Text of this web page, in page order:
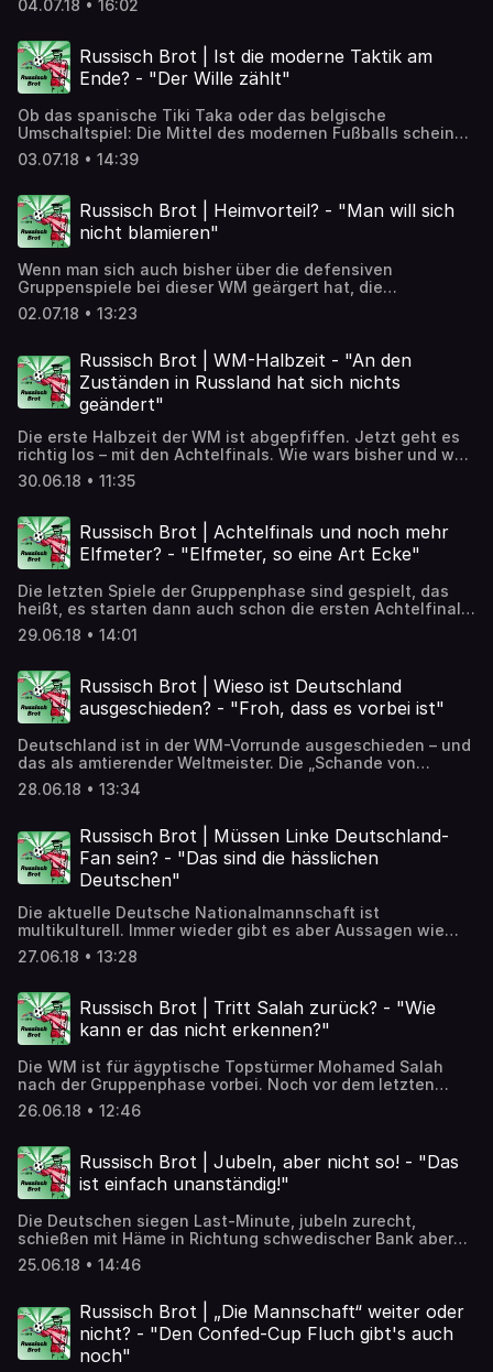
Antwort gefunden: Jogi Löw! ➡️ Artikel zum Nachlesen:
bleibt
04.07.18 • 16:02
Russisch Brot | Ist die moderne Taktik am
Ende? - "Der Wille zählt"
Ob das spanische Tiki Taka oder das belgische
Umschaltspiel: Die Mittel des modernen Fußballs scheinen
begrenzter denn je. Siegt Wille über Taktik? Jan
Feddersen von der taz über die Grenzen der ganz Großen.
https://detektor.fm/gesellschaft/russisch-brot-moderne-
taktik-am-ende
03.07.18 • 14:39
Russisch Brot | Heimvorteil? - "Man will sich
nicht blamieren"
Wenn man sich auch bisher über die defensiven
Gruppenspiele bei dieser WM geärgert hat, die
Achtelfinals halten bisher, was sie versprechen. Uruguay
wirft Portugal raus. Russland danach den Favoriten
Nachlesen: https://detektor.fm/gesellschaft/russisch-
brot-heimvorteil
02.07.18 • 13:23
Russisch Brot | WM-Halbzeit - "An den
Zuständen in Russland hat sich nichts
geändert"
Die erste Halbzeit der WM ist abgepfiffen. Jetzt geht es
richtig los – mit den Achtelfinals. Wie wars bisher und was
können wir noch erwarten? Wir ziehen Bilanz mit Barbara
Oertel von der taz und blicken voraus. ➡️ Artikel zum
brot-wm-halbzeit
30.06.18 • 11:35
Russisch Brot | Achtelfinals und noch mehr
Elfmeter? - "Elfmeter, so eine Art Ecke"
Die letzten Spiele der Gruppenphase sind gespielt, das
heißt, es starten dann auch schon die ersten Achtelfinals.
Und wenn sich in den K.O.-Spielen zwei Mannschaften
nach Verlängerung immer noch Unentschieden trennen,
taz hat das Phänomen bei der WM 2018 unter die Lupe
genommen. ➡️ Artikel zum Nachlesen:
https://detektor.fm/gesellschaft/russisch-brot-
29.06.18 • 14:01
Russisch Brot | Wieso ist Deutschland
ausgeschieden? - "Froh, dass es vorbei ist"
Deutschland ist in der WM-Vorrunde ausgeschieden – und
das als amtierender Weltmeister. Die „Schande von
Russland“ ist vollbracht. Doch wie konnte es zu diesem
klanglosen Ausscheiden kommen? Doris Akrap von der taz
Artikel zum Nachlesen:
https://detektor.fm/gesellschaft/russisch-brot-wieso-ist-
deutschland-ausgeschieden
28.06.18 • 13:34
Russisch Brot | Müssen Linke Deutschland-
Fan sein? - "Das sind die hässlichen
Deutschen"
Die aktuelle Deutsche Nationalmannschaft ist
multikulturell. Immer wieder gibt es aber Aussagen wie
diese: „Das ist nicht meine Mannschaft“ oder „Özil fühlt
sich doch gar nicht wohl in der deutschen
Links-Liberale Deutschland Fan sein? ➡️ Artikel zum
Nachlesen: https://detektor.fm/politik/russisch-brot-
muessen-linke-deutschland-fan-sein
27.06.18 • 13:28
Russisch Brot | Tritt Salah zurück? - "Wie
kann er das nicht erkennen?"
Die WM ist für ägyptische Topstürmer Mohamed Salah
nach der Gruppenphase vorbei. Noch vor dem letzten
Spiel machten dann plötzlich Gerüchte um einen Rücktritt
aus der Nationalmannschaft die Runde. Salah fühle sich
von der taz. ➡️ Artikel zum Nachlesen:
https://detektor.fm/gesellschaft/russisch-brot-tritt-salah-
zurueck
26.06.18 • 12:46
Russisch Brot | Jubeln, aber nicht so! - "Das
ist einfach unanständig!"
Die Deutschen siegen Last-Minute, jubeln zurecht,
schießen mit Häme in Richtung schwedischer Bank aber
übers Ziel hinaus. So auch Xhaka und Shaquiri beim 2:1
der Schweiz gegen Serbien. Mit einer Geste, die den Adler
ihre Tore. Kritisch, denn Serbien erkennt den Kosovo nicht
an. ➡️ Artikel zum Nachlesen:
https://detektor.fm/gesellschaft/russisch-brot-jubeln-
nicht-so
25.06.18 • 14:46
Russisch Brot | „Die Mannschaft“ weiter oder
nicht? - "Den Confed-Cup Fluch gibt's auch
noch"